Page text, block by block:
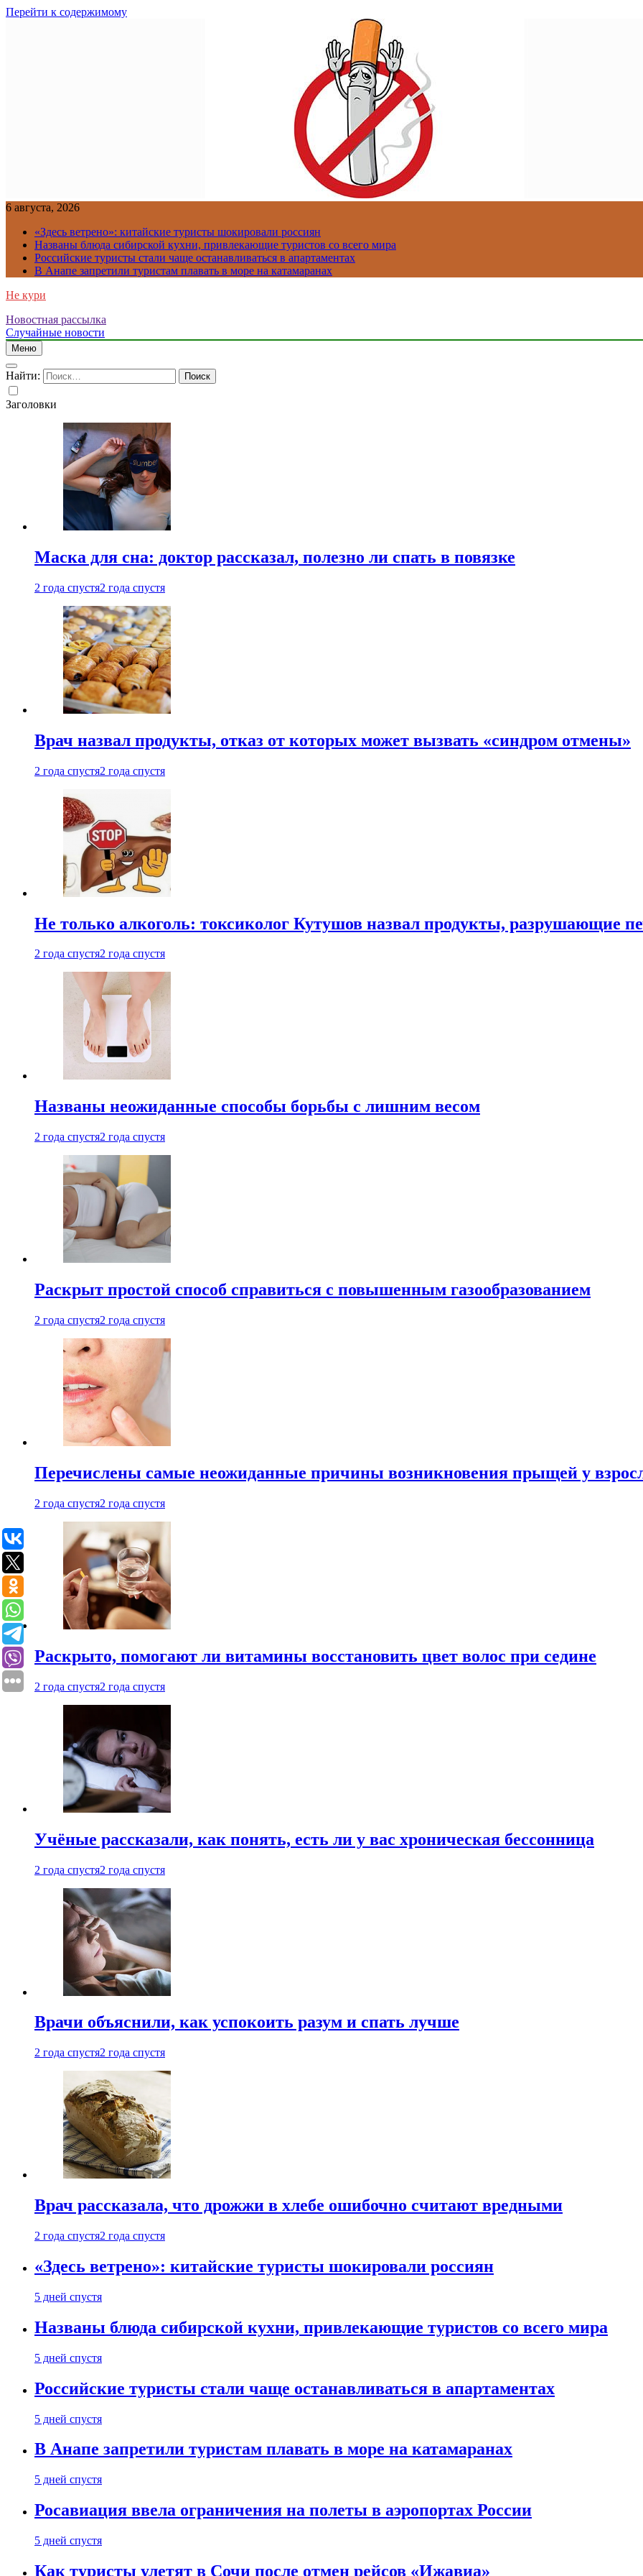
Перейти к содержимому
6 августа, 2026
«Здесь ветрено»: китайские туристы шокировали россиян
Названы блюда сибирской кухни, привлекающие туристов со всего мира
Российские туристы стали чаще останавливаться в апартаментах
В Анапе запретили туристам плавать в море на катамаранах
Не кури
Новостная рассылка
Случайные новости
Меню
Найти:
Заголовки
Маска для сна: доктор рассказал, полезно ли спать в повязке
2 года спустя2 года спустя
Врач назвал продукты, отказ от которых может вызвать «синдром отмены»
2 года спустя2 года спустя
Не только алкоголь: токсиколог Кутушов назвал продукты, разрушающие
2 года спустя2 года спустя
Названы неожиданные способы борьбы с лишним весом
2 года спустя2 года спустя
Раскрыт простой способ справиться с повышенным газообразованием
2 года спустя2 года спустя
Перечислены самые неожиданные причины возникновения прыщей у
2 года спустя2 года спустя
Раскрыто, помогают ли витамины восстановить цвет волос при седине
2 года спустя2 года спустя
Учёные рассказали, как понять, есть ли у вас хроническая бессонница
2 года спустя2 года спустя
Врачи объяснили, как успокоить разум и спать лучше
2 года спустя2 года спустя
Врач рассказала, что дрожжи в хлебе ошибочно считают вредными
2 года спустя2 года спустя
«Здесь ветрено»: китайские туристы шокировали россиян
5 дней спустя
Названы блюда сибирской кухни, привлекающие туристов со всего мира
5 дней спустя
Российские туристы стали чаще останавливаться в апартаментах
5 дней спустя
В Анапе запретили туристам плавать в море на катамаранах
5 дней спустя
Росавиация ввела ограничения на полеты в аэропортах России
5 дней спустя
Как туристы улетят в Сочи после отмен рейсов «Ижавиа»